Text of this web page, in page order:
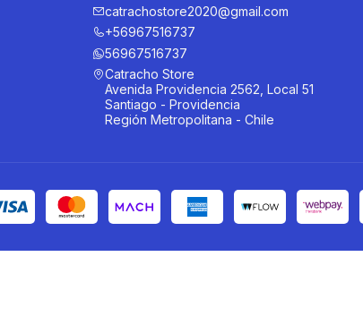
catrachostore2020@gmail.com
+56967516737
56967516737
Catracho Store
Avenida Providencia 2562, Local 51
Santiago - Providencia
Región Metropolitana - Chile